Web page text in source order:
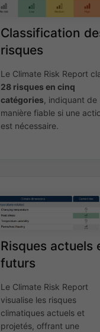
Classification
risques
Le Climate Risk Report
28 risques en cinq
catégories , indiquant de
manière fiable si une
est nécessaire.
Risques actuels
futurs
Le Climate Risk Report
visualise les risques
climatiques actuels et
projetés, offrant une